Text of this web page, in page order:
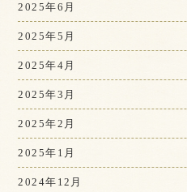
2025年6月
2025年5月
2025年4月
2025年3月
2025年2月
2025年1月
2024年12月